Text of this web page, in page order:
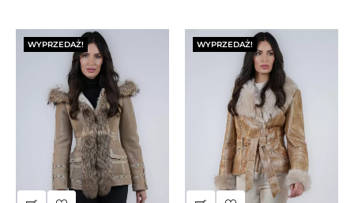
WYPRZEDAŻ! WYPRZEDAŻ!